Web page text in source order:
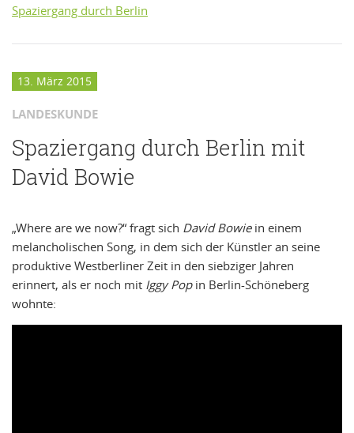
Spaziergang durch Berlin
13. März 2015
LANDESKUNDE
Spaziergang durch Berlin mit
David Bowie
„Where are we now?“ fragt sich David Bowiein einem
melancholischen Song, in dem sich der Künstler an seine
produktive Westberliner Zeit in den siebziger Jahren
erinnert, als er noch mit Iggy Popin Berlin-Schöneberg
wohnte: